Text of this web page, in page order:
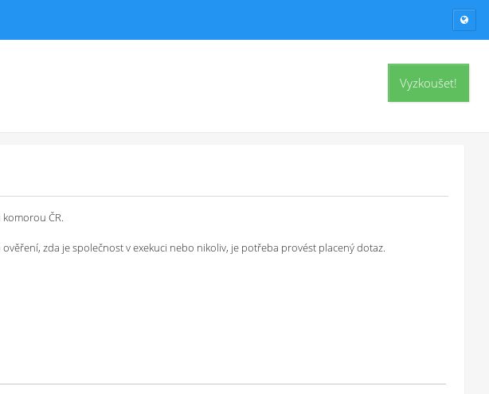
Vyzkoušet!
ČR.
zda je společnost v exekuci nebo nikoliv, je potřeba provést placený dotaz.